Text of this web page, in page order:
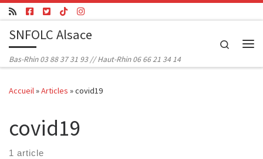
Passer au contenu
SNFOLC Alsace
Bas-Rhin 03 88 37 31 93 // Haut-Rhin 06 66 21 34 14
Search
Accueil»Articles »covid19
covid19
1 article